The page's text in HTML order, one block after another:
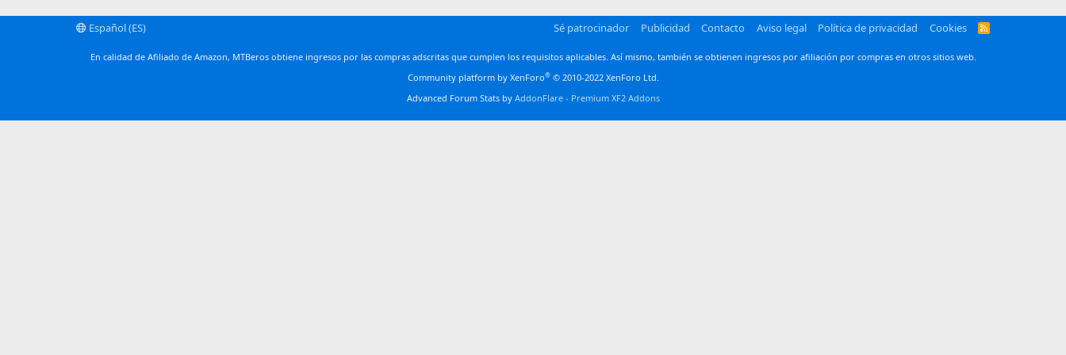
Español (ES) Sé patrocinador Publicidad Contacto Aviso legal Política de privacidad Cookies
R
En calidad de Afiliado de Amazon, MTBeros obtiene ingresos por las compras adscritas que cumplen los requisitos aplicables. Así mismo, también se obtienen ingresos por afiliación por compras en otros sitios web.
Community platform by XenForo® © 2010-2022 XenForo Ltd.
Advanced Forum Stats by AddonFlare - Premium XF2 Addons